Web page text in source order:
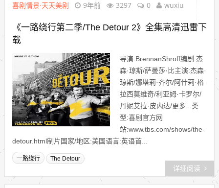
喜剧情景·天天美剧 9年前 3297 0 wuxiu
《一路绕行第二季/The Detour 2》全集高清迅雷下
载
导演:BrennanShroff编剧:杰
森·琼斯/萨曼莎·比主演:杰森·
琼斯/娜塔莉·齐尔/阿什莉·格
拉西莫维奇/利亚姆·卡罗尔/
丹妮艾拉·皮内达/更多...类
型:喜剧官方网
站:www.tbs.com/shows/the-
detour.html制片国家/地区:美国语言:英语首...
一路绕行 The Detour
详细阅读